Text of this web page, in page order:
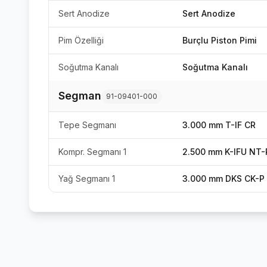
Sert Anodize Sert Anodize
Pim Özelliği Burçlu Piston Pimi
Soğutma Kanalı Soğutma Kanalı
Segman 91-09401-000
Tepe Segmanı 3.000 mm T-IF CR
Kompr. Segmanı 1 2.500 mm K-IFU NT-
Yağ Segmanı 1 3.000 mm DKS CK-P